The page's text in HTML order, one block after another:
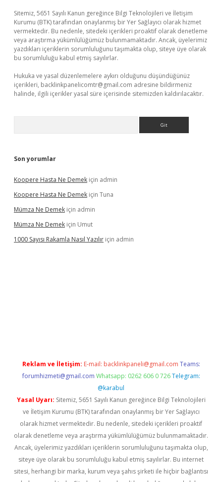
Sitemiz, 5651 Sayılı Kanun gereğince Bilgi Teknolojileri ve İletişim
Kurumu (BTK) tarafından onaylanmış bir Yer Sağlayıcı olarak hizmet
vermektedir. Bu nedenle, sitedeki içerikleri proaktif olarak denetleme
veya araştırma yükümlülüğümüz bulunmamaktadır. Ancak, üyelerimiz
yazdıkları içeriklerin sorumluluğunu taşımakta olup, siteye üye olarak
bu sorumluluğu kabul etmiş sayılırlar.
Hukuka ve yasal düzenlemelere aykırı olduğunu düşündüğünüz
içerikleri, backlinkpanelicomtr@gmail.com adresine bildirmeniz
halinde, ilgili içerikler yasal süre içerisinde sitemizden kaldırılacaktır.
Son yorumlar
Koopere Hasta Ne Demek için admin
Koopere Hasta Ne Demek için Tuna
Mümza Ne Demek için admin
Mümza Ne Demek için Umut
1000 Sayısı Rakamla Nasıl Yazılır için admin
Reklam ve İletişim: E-mail: backlinkpaneli@gmail.com Teams:
forumhizmeti@gmail.com Whatsapp: 0262 606 0 726 Telegram:
@karabul
Yasal Uyarı: Sitemiz, 5651 Sayılı Kanun gereğince Bilgi Teknolojileri
ve İletişim Kurumu (BTK) tarafından onaylanmış bir Yer Sağlayıcı
olarak hizmet vermektedir. Bu nedenle, sitedeki içerikleri proaktif
olarak denetleme veya araştırma yükümlülüğümüz bulunmamaktadır.
Ancak, üyelerimiz yazdıkları içeriklerin sorumluluğunu taşımakta olup,
siteye üye olarak bu sorumluluğu kabul etmiş sayılırlar. Bu internet
sitesi, herhangi bir marka, kurum veya şahıs şirketi ile hiçbir bağlantısı